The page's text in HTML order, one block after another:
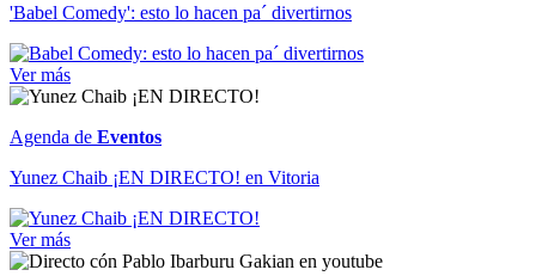
'Babel Comedy': esto lo hacen pa´ divertirnos
Ver más
Agenda de Eventos
Yunez Chaib ¡EN DIRECTO! en Vitoria
Ver más